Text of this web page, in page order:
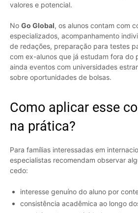
valores e potencial.
No Go Global, os alunos contam com
especializados, acompanhamento
de redações, preparação para testes
com ex-alunos que já estudam fora do
ainda eventos com universidades
sobre oportunidades de bolsas.
Como aplicar esse
na prática?
Para famílias interessadas em
especialistas recomendam observar
cedo:
interesse genuíno do aluno por
consistência acadêmica ao longo